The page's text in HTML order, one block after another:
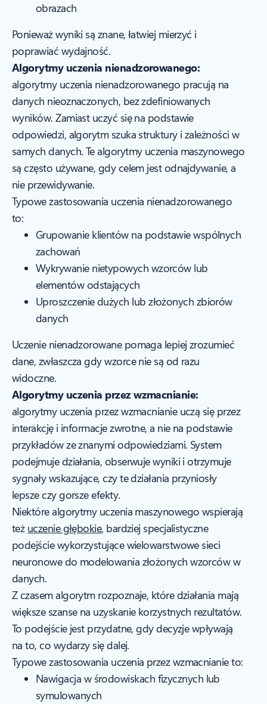
obrazach
Ponieważ wyniki są znane, łatwiej mierzyć i
poprawiać wydajność.
Algorytmy uczenia nienadzorowanego:
algorytmy uczenia nienadzorowanego pracują na
danych nieoznaczonych, bez zdefiniowanych
wyników. Zamiast uczyć się na podstawie
odpowiedzi, algorytm szuka struktury i zależności w
samych danych. Te algorytmy uczenia maszynowego
są często używane, gdy celem jest odnajdywanie, a
nie przewidywanie.
Typowe zastosowania uczenia nienadzorowanego
to:
Grupowanie klientów na podstawie wspólnych
zachowań
Wykrywanie nietypowych wzorców lub
elementów odstających
Uproszczenie dużych lub złożonych zbiorów
danych
Uczenie nienadzorowane pomaga lepiej zrozumieć
dane, zwłaszcza gdy wzorce nie są od razu
widoczne.
Algorytmy uczenia przez wzmacnianie:
algorytmy uczenia przez wzmacnianie uczą się przez
interakcję i informacje zwrotne, a nie na podstawie
przykładów ze znanymi odpowiedziami. System
podejmuje działania, obserwuje wyniki i otrzymuje
sygnały wskazujące, czy te działania przyniosły
lepsze czy gorsze efekty.
Niektóre algorytmy uczenia maszynowego wspierają
też uczenie głębokie, bardziej specjalistyczne
podejście wykorzystujące wielowarstwowe sieci
neuronowe do modelowania złożonych wzorców w
danych.
Z czasem algorytm rozpoznaje, które działania mają
większe szanse na uzyskanie korzystnych rezultatów.
To podejście jest przydatne, gdy decyzje wpływają
na to, co wydarzy się dalej.
Typowe zastosowania uczenia przez wzmacnianie to:
Nawigacja w środowiskach fizycznych lub
symulowanych